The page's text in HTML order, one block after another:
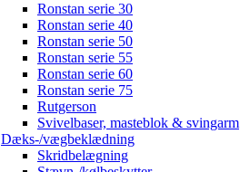
Ronstan serie 30
Ronstan serie 40
Ronstan serie 50
Ronstan serie 55
Ronstan serie 60
Ronstan serie 75
Rutgerson
Svivelbaser, masteblok & svingarm
Dæks-/vægbeklædning
Skridbelægning